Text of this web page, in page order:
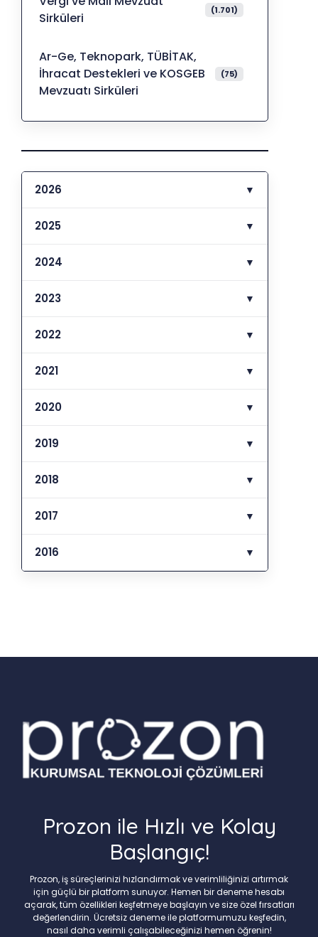
Sirküleri
(1.701)
Ar-Ge, Teknopark, TÜBİTAK,
İhracat Destekleri ve KOSGEB
Mevzuatı Sirküleri
(75)
2026 ▼
2025 ▼
2024 ▼
2023 ▼
2022 ▼
2021 ▼
2020 ▼
2019 ▼
2018 ▼
2017 ▼
2016 ▼
Prozon ile Hızlı ve Kolay
Başlangıç!
Prozon, iş süreçlerinizi hızlandırmak ve verimliliğinizi artırmak
için güçlü bir platform sunuyor. Hemen bir deneme hesabı
açarak, tüm özellikleri keşfetmeye başlayın ve size özel fırsatları
değerlendirin. Ücretsiz deneme ile platformumuzu keşfedin,
nasıl daha verimli çalışabileceğinizi hemen öğrenin!